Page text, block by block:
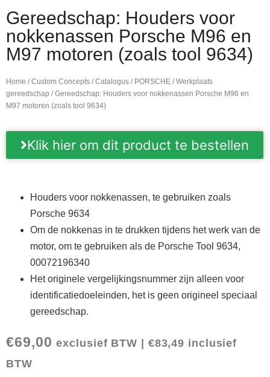
Gereedschap: Houders voor
nokkenassen Porsche M96 en
M97 motoren (zoals tool 9634)
Home /Custom Concepts /Catalogus / PORSCHE /Werkplaats
gereedschap / Gereedschap: Houders voor nokkenassen Porsche M96 en
M97 motoren (zoals tool 9634)
Klik hier om dit product te bestellen
Houders voor nokkenassen, te gebruiken zoals
Porsche 9634
Om de nokkenas in te drukken tijdens het werk van de
motor, om te gebruiken als de Porsche Tool 9634,
00072196340
Het originele vergelijkingsnummer zijn alleen voor
identificatiedoeleinden, het is geen origineel speciaal
gereedschap.
€69,00 exclusief BTW | €83,49 inclusief
BTW